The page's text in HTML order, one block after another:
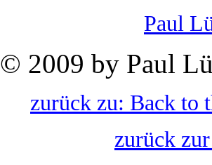
Paul
© 2009 by Paul
zurück zu: Back to
zurück